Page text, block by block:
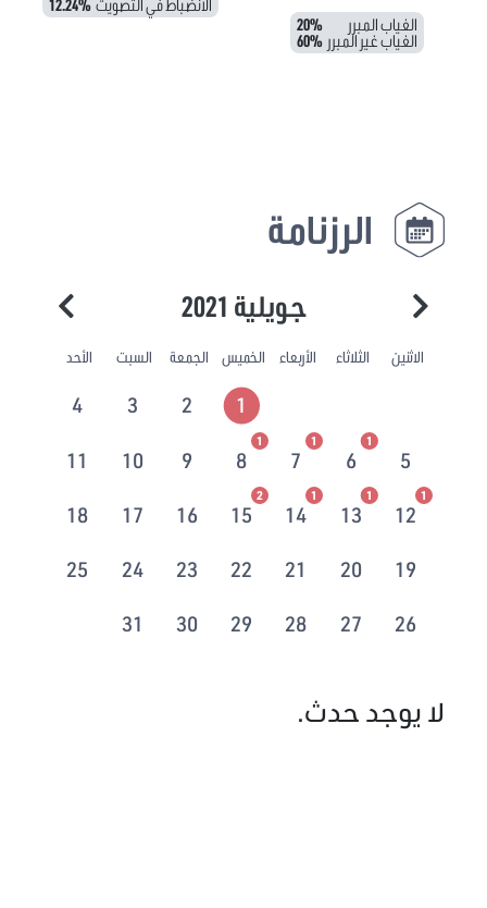
الغياب المبرر 20%
الغياب غير المبرر 60%
الرزنامة
جويلية 2021
الاثنين الثلاثاء الأربعاء الخميس الجمعة السبت الأحد
1
2
3
4
5
6
1
7
1
8
1
9
10
11
12
1
13
1
14
1
15
2
16
17
18
19
20
21
22
23
24
25
26
27
28
29
30
31
لا يوجد حدث.